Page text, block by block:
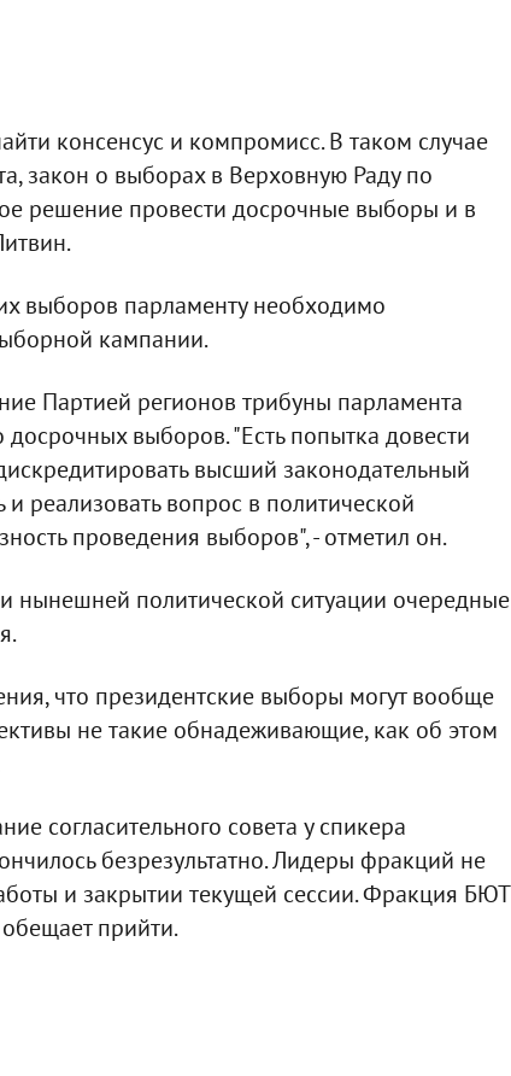
консенсус и компромисс. В таком случае
закон о выборах в Верховную Раду по
решение провести досрочные выборы и в
выборов парламенту необходимо
кампании.
Партией регионов трибуны парламента
выборов. "Есть попытка довести
высший законодательный
и реализовать вопрос в политической
проведения выборов", - отметил он.
нынешней политической ситуации очередные
что президентские выборы могут вообще
не такие обнадеживающие, как об этом
согласительного совета у спикера
безрезультатно. Лидеры фракций не
и закрытии текущей сессии. Фракция БЮТ
прийти.